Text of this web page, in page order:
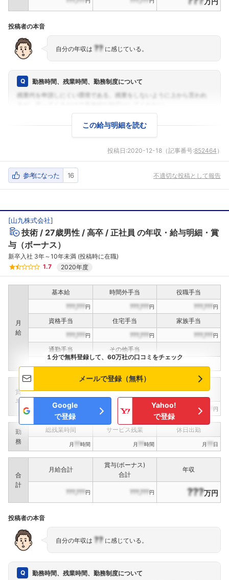
投稿者の本音
自分の年収は ??に感じている。
勤務時間、残業時間、勤務制度について
この給与明細を読む
投稿日:2020-12-18 （記事番号:852464 ）
参考になった 16 不適切な投稿として報告
[山九株式会社]
技術 27歳男性 高卒 正社員 の年収・給与明細・賞
与（ボーナス）
新卒入社 3年～10年未満 (投稿時に在職)
1.7
2020年度
月
給
基本給 時間外手当
役職手当
???,???円 ???,???円 ???,???円
資格手当 住宅手当
家族手当
???,???円 ???,???円 ???,???円
通勤手当
その他手当
賞
与
インセンティブ賞与
決算賞与
???,??? ???,??? 円 ???,??? 円
勤
務
総残業時間 サービス残業 休日出勤
月 ??時間 月 ??時間 月 ??日
合
計
月給合計
賞与(ボーナス)
合計
年収
???,???円 ???,???円 ???万円
１分で無料登録して、60万社の口コミをチェック
メールで登録（無料）
Google
で登録
Yahoo!
で登録
投稿者の本音
自分の年収は ??に感じている。
勤務時間、残業時間、勤務制度について